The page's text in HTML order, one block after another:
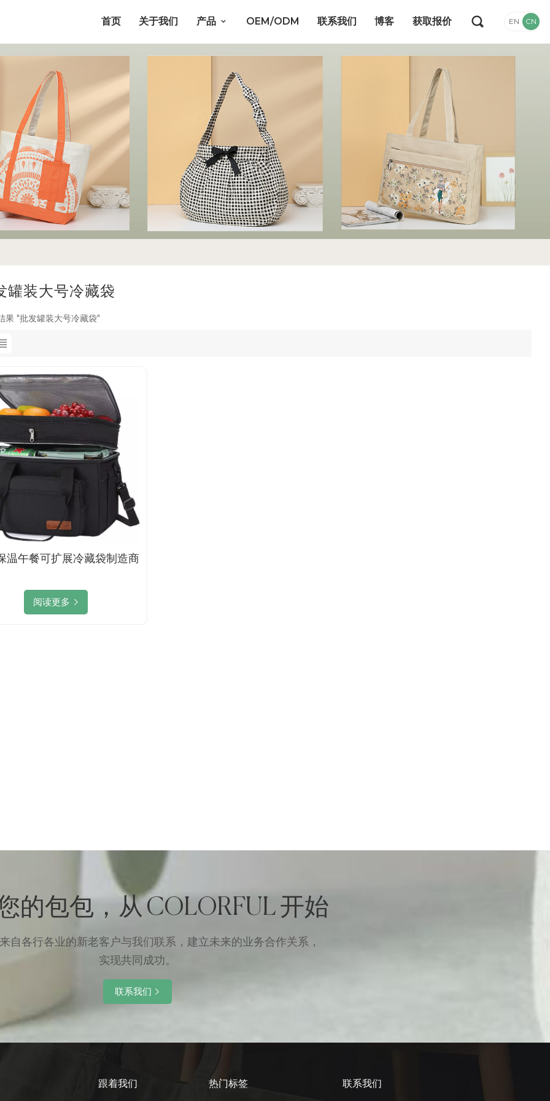
首页 关于我们 产品 OEM/ODM 联系我们 博客 获取报价 EN CN
罐装大号冷藏袋
果 "批发罐装大号冷藏袋"
温午餐可扩展冷藏袋制造商
阅读更多
的包包，从 COLORFUL 开始
自各行各业的新老客户与我们联系，建立未来的业务合作关系，
实现共同成功。
联系我们
跟着我们 热门标签 联系我们